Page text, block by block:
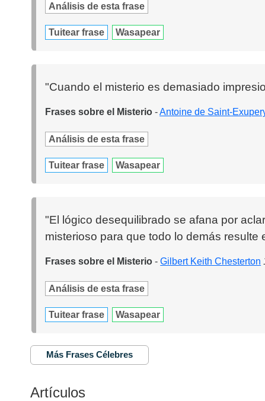
Análisis de esta frase
Tuitear frase Wasapear
"Cuando el misterio es demasiado
Frases sobre el Misterio -Antoine de Saint-
Análisis de esta frase
Tuitear frase Wasapear
"El lógico desequilibrado se afana por
misterioso para que todo lo demás resulte
Frases sobre el Misterio -Gilbert Keith Chesterton
Análisis de esta frase
Tuitear frase Wasapear
Más Frases Célebres
Artículos